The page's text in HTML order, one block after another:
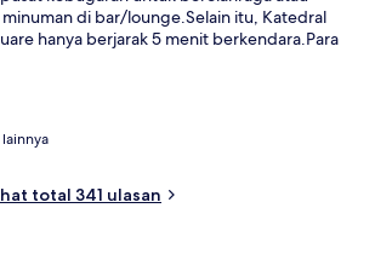
di bar/lounge.Selain itu, Katedral
hanya berjarak 5 menit berkendara.Para
berjarak 10 menit dan Pemberhentian
10 menit.
total 341 ulasan